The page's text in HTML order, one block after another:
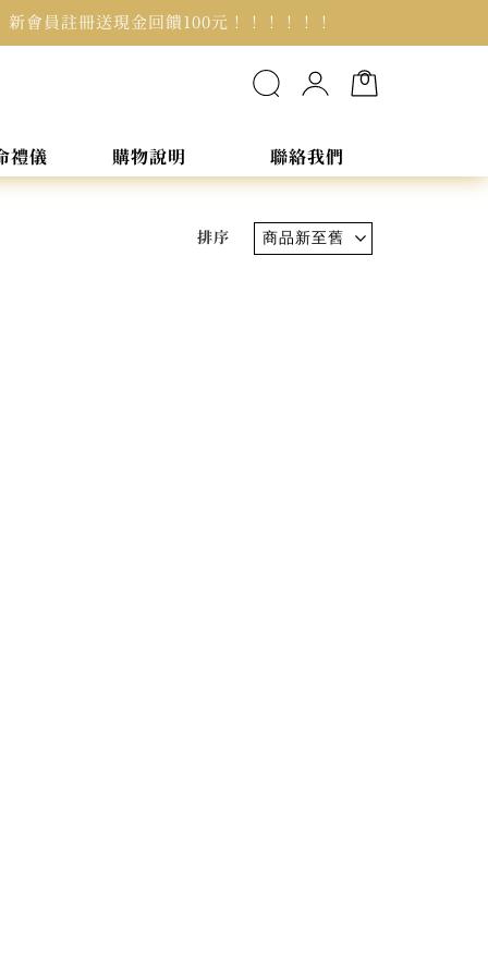
會員註冊送現金回饋100元！！！！！！
0
禮儀 購物說明 聯絡我們
排序